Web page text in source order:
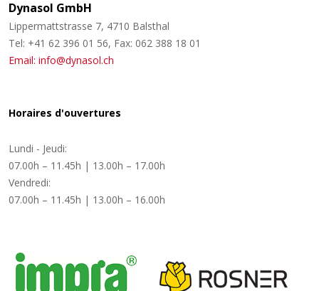
Dynasol GmbH
Lippermattstrasse 7, 4710 Balsthal
Tel: +41 62 396 01 56, Fax: 062 388 18 01
Email: info@dynasol.ch
Horaires d'ouvertures
Lundi - Jeudi:
07.00h – 11.45h | 13.00h – 17.00h
Vendredi:
07.00h – 11.45h | 13.00h – 16.00h